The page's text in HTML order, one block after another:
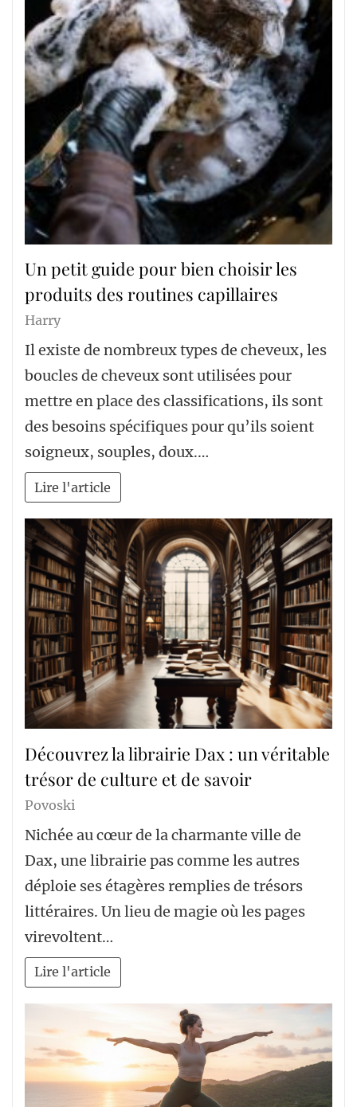
Un petit guide pour bien choisir les
produits des routines capillaires
Harry
Il existe de nombreux types de cheveux, les
boucles de cheveux sont utilisées pour
mettre en place des classifications, ils sont
des besoins spécifiques pour qu’ils soient
soigneux, souples, doux.…
Lire l'article
Découvrez la librairie Dax : un véritable
trésor de culture et de savoir
Povoski
Nichée au cœur de la charmante ville de
Dax, une librairie pas comme les autres
déploie ses étagères remplies de trésors
littéraires. Un lieu de magie où les pages
virevoltent…
Lire l'article